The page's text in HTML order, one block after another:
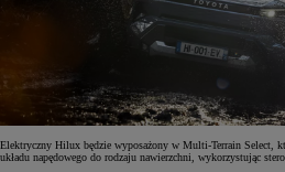
Elektryczny Hilux będzie wyposażony w Multi-Terrain Select,
układu napędowego do rodzaju nawierzchni, wykorzystując